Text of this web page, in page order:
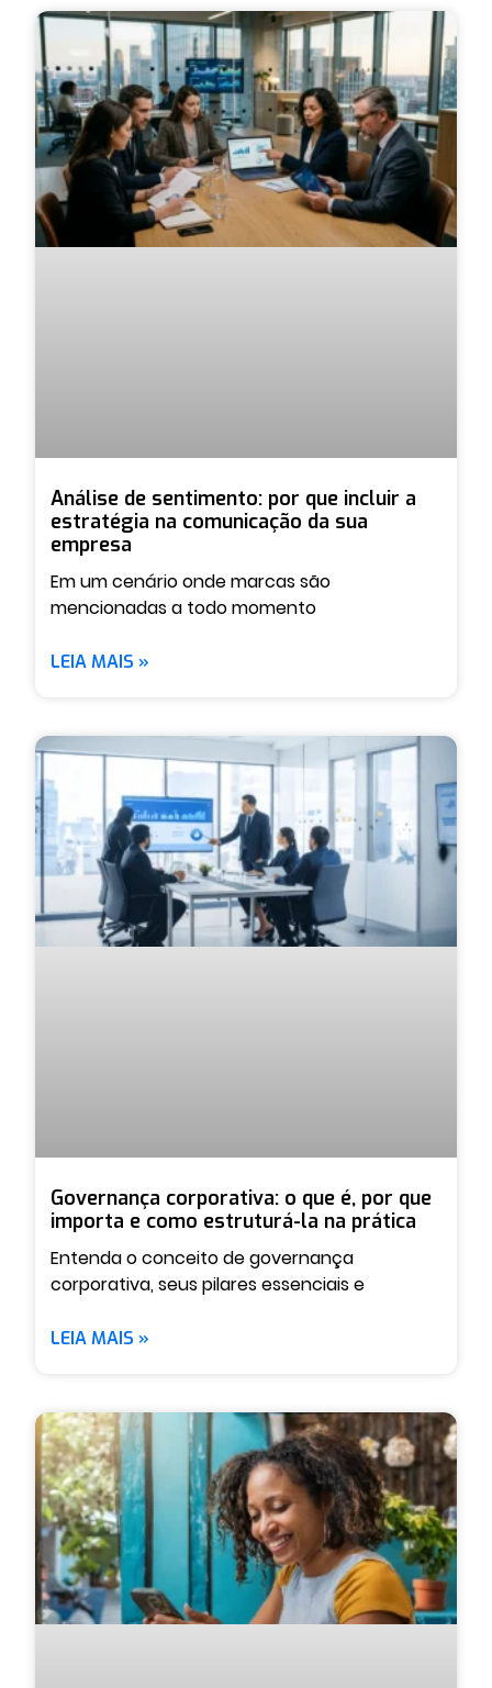
Análise de sentimento: por que incluir a
estratégia na comunicação da sua
empresa
Em um cenário onde marcas são
mencionadas a todo momento
LEIA MAIS »
Governança corporativa: o que é, por que
importa e como estruturá-la na prática
Entenda o conceito de governança
corporativa, seus pilares essenciais e
LEIA MAIS »